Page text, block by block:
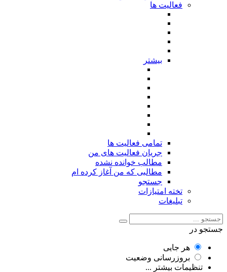
فعالیت ها
بیشتر
تمامی فعالیت ها
جریان فعالیت های من
مطالب خوانده نشده
مطالبی که من آغاز کرده ام
جستجو
تخته امتیازات
تبلیغات
جستجو در
هر جایی
بروزرسانی وضعیت
تنظیمات بیشتر ...